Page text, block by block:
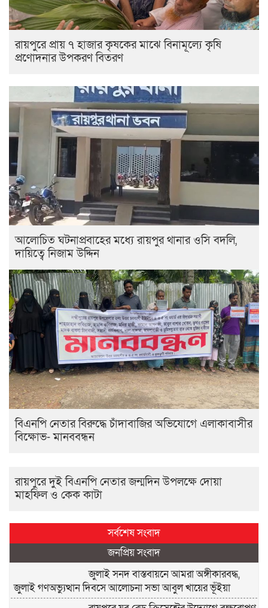
রায়পুরে প্রায় ৭ হাজার কৃষকের মাঝে বিনামূল্যে কৃষি
প্রণোদনার উপকরণ বিতরণ
আলোচিত ঘটনাপ্রবাহের মধ্যে রায়পুর থানার ওসি বদলি,
দায়িত্বে নিজাম উদ্দিন
বিএনপি নেতার বিরুদ্ধে চাঁদাবাজির অভিযোগে এলাকাবাসীর
বিক্ষোভ- মানববন্ধন
রায়পুরে দুই বিএনপি নেতার জন্মদিন উপলক্ষে দোয়া
মাহফিল ও কেক কাটা
সর্বশেষ সংবাদ
জনপ্রিয় সংবাদ
জুলাই সনদ বাস্তবায়নে আমরা অঙ্গীকারবদ্ধ,
জুলাই গণঅভ্যুত্থান দিবসে আলোচনা সভা আবুল খায়ের ভূঁইয়া